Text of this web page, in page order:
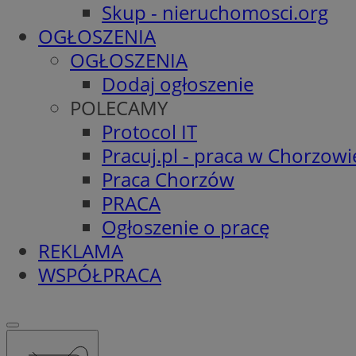
Skup - nieruchomosci.org
OGŁOSZENIA
OGŁOSZENIA
Dodaj ogłoszenie
POLECAMY
Protocol IT
Pracuj.pl - praca w
Praca Chorzów
PRACA
Ogłoszenie o pracę
REKLAMA
WSPÓŁPRACA